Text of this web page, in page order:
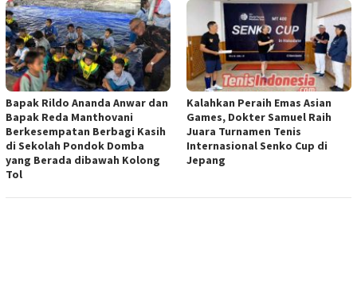
Bapak Rildo Ananda Anwar dan
Bapak Reda Manthovani
Berkesempatan Berbagi Kasih
di Sekolah Pondok Domba
yang Berada dibawah Kolong
Tol
Kalahkan Peraih Emas Asian
Games, Dokter Samuel Raih
Juara Turnamen Tenis
Internasional Senko Cup di
Jepang